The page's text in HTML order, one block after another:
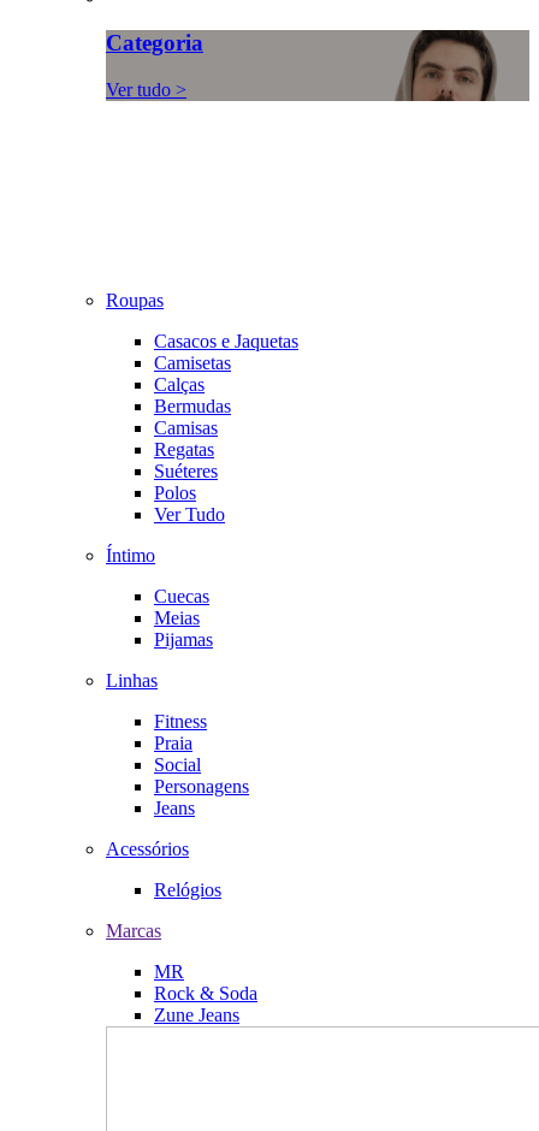
Categoria
Ver tudo >
Roupas
Casacos e Jaquetas
Camisetas
Calças
Bermudas
Camisas
Regatas
Suéteres
Polos
Ver Tudo
Íntimo
Cuecas
Meias
Pijamas
Linhas
Fitness
Praia
Social
Personagens
Jeans
Acessórios
Relógios
Marcas
MR
Rock & Soda
Zune Jeans